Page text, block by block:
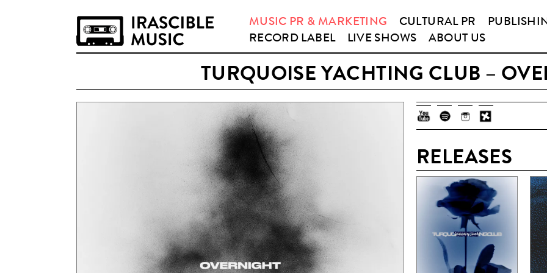
MUSIC PR & MARKETING CULTURAL PR
RECORD LABEL
LIVE SHOWS ABOUT US
TURQUOISE YACHTING CLUB –
RELEASES